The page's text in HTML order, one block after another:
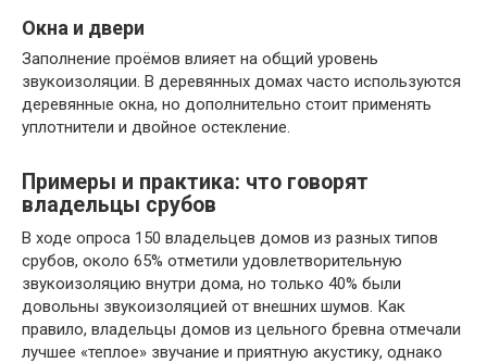
Окна и двери
Заполнение проёмов влияет на общий уровень
звукоизоляции. В деревянных домах часто используются
деревянные окна, но дополнительно стоит применять
уплотнители и двойное остекление.
Примеры и практика: что говорят
владельцы срубов
В ходе опроса 150 владельцев домов из разных типов
срубов, около 65% отметили удовлетворительную
звукоизоляцию внутри дома, но только 40% были
довольны звукоизоляцией от внешних шумов. Как
правило, владельцы домов из цельного бревна отмечали
лучшее «теплое» звучание и приятную акустику, однако